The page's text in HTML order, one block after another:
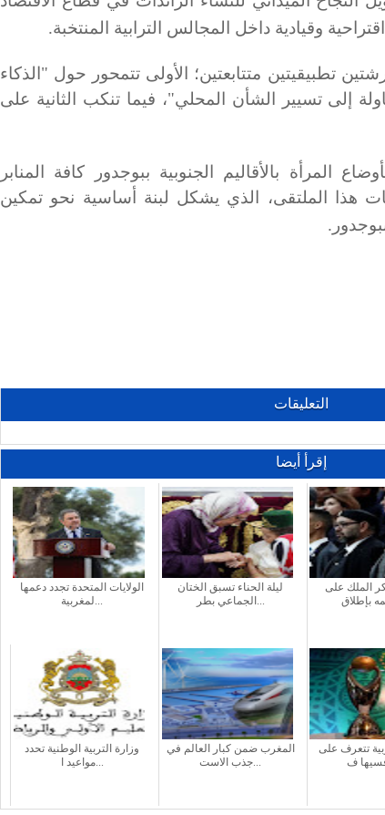
وقيادية داخل المجالس الترابية المنتخبة.
تطبيقيتين متتابعتين؛ الأولى تتمحور حول "الذكاء
إلى تسيير الشأن المحلي"، فيما تنكب الثانية على
المرأة بالأقاليم الجنوبية ببوجدور كافة المنابر
هذا الملتقى، الذي يشكل لبنة أساسية نحو تمكين
.
التعليقات
إقرأ أيضا
الولايات المتحدة تجدد دعمها
لمغربية...
ليلة الحناء تسبق الختان
الجماعي بطر...
الملك على
وزارة التربية الوطنية تحدد
مواعيد ا...
المغرب ضمن كبار العالم في
جذب الاست...
تتعرف على